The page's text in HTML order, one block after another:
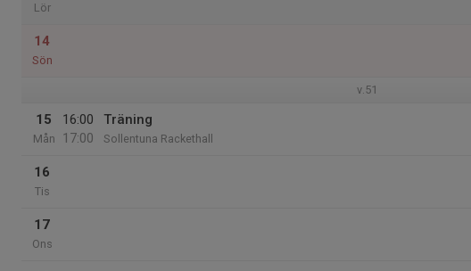
Lör
14
Sön
v.51
15
Mån
16:00
17:00
Träning
Sollentuna Rackethall
16
Tis
17
Ons